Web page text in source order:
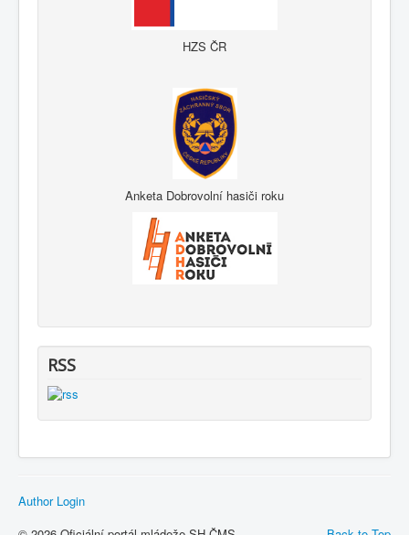
HZS ČR
Anketa Dobrovolní hasiči roku
RSS
Author Login